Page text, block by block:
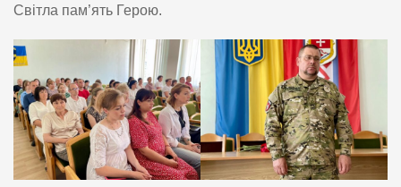
Світла пам’ять Герою.